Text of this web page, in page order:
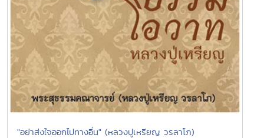
"อย่าส่งใจออกไปทางอื่น" (หลวงปูเหรียญ วรลาโภ)